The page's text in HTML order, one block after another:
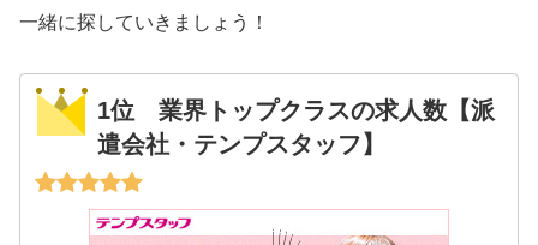
一緒に探していきましょう！
1位 業界トップクラスの求人数【派
遣会社・テンプスタッフ】